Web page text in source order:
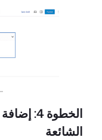
الخطوة
الشائعة